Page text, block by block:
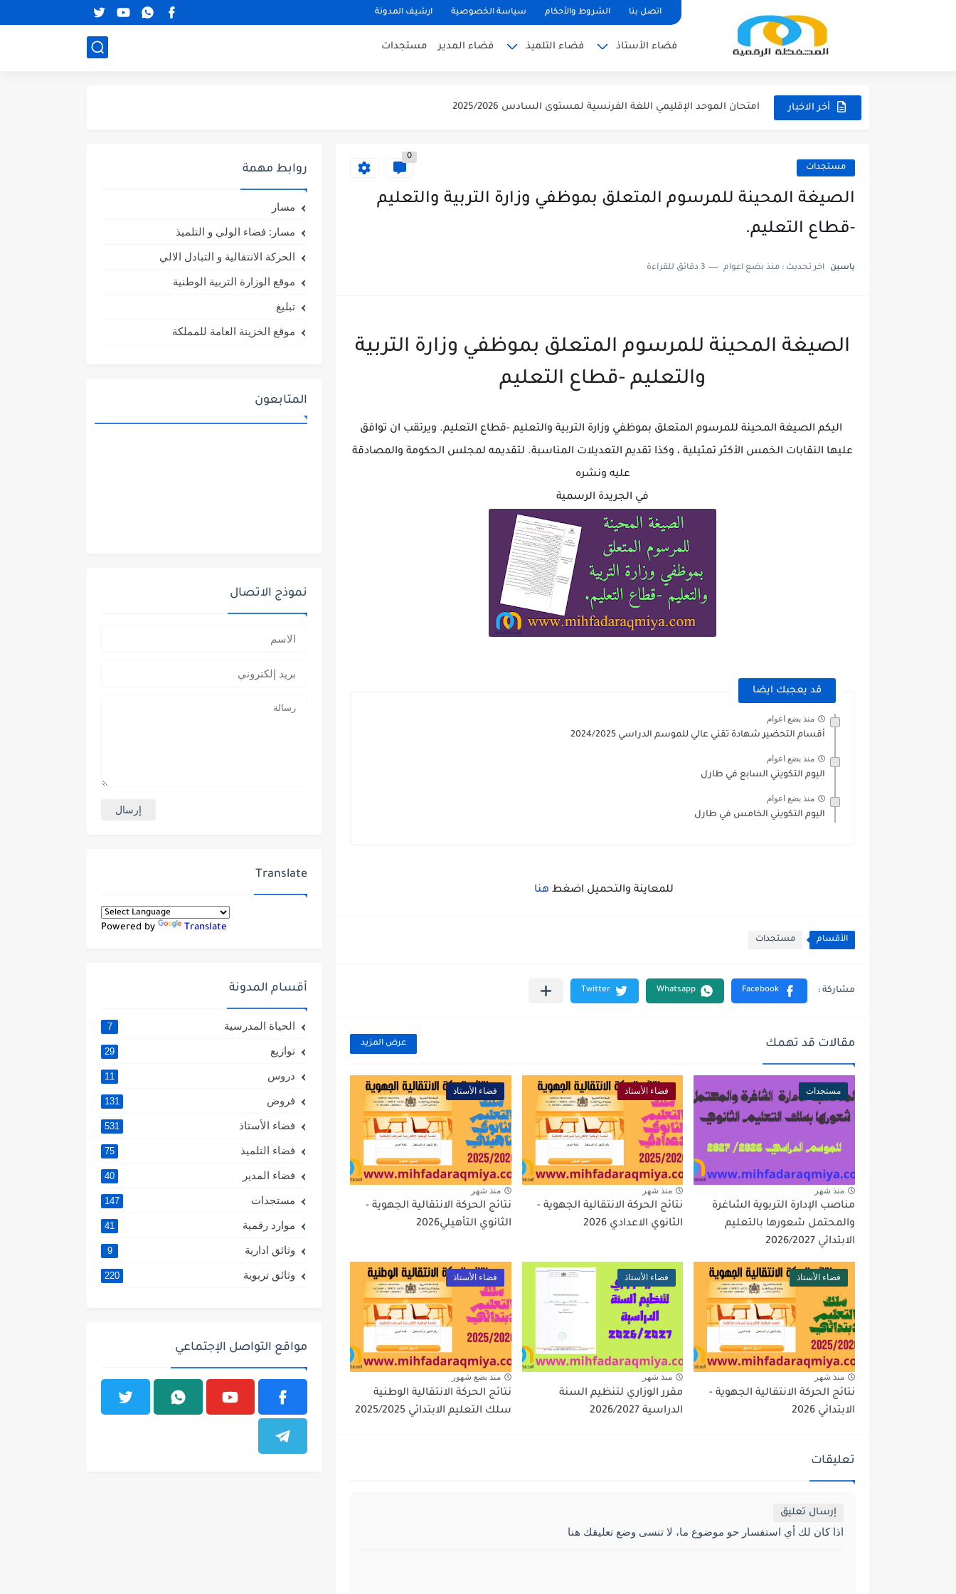
اتصل بنا الشروط والأحكام سياسة الخصوصية ارشيف المدونة
فضاء الأستاذ فضاء التلميذ فضاء المدير مستجدات
أخر الاخبار
لائحة العطل 2026/2027
امتحان الموحد الإقليمي الرياضيات لمستوى السادس 2025/2026
امتحان الموحد الإقليمي اللغة العربية المستوى السادس (الريادة) دورة يونيو...
مستجدات
0
الصيغة المحينة للمرسوم المتعلق بموظفي وزارة التربية والتعليم
-قطاع التعليم.
ياسين اخر تحديث : منذ بضع اعوام 3 دقائق للقراءة
الصيغة المحينة للمرسوم المتعلق بموظفي وزارة التربية
والتعليم -قطاع التعليم
اليكم الصيغة المحينة للمرسوم المتعلق بموظفي وزارة التربية والتعليم -قطاع التعليم. ويرتقب ان توافق
عليها النقابات الخمس الأكثر تمثيلية ، وكذا تقديم التعديلات المناسبة. لتقديمه لمجلس الحكومة والمصادقة
عليه ونشره
في الجريدة الرسمية
قد يعجبك ايضا
منذ بضع اعوام
أقسام التحضير شهادة تقني عالي للموسم الدراسي 2024/2025
منذ بضع اعوام
اليوم التكويني السابع في طارل
منذ بضع اعوام
اليوم التكويني الخامس في طارل
للمعاينة والتحميل اضغط هنا
الأقسام مستجدات
مقالات قد تهمك عرض المزيد
مستجدات
منذ شهر
مناصب الإدارة التربوية الشاغرة
والمحتمل شعورها بالتعليم
الابتدائي 2026/2027
فضاء الأستاذ
منذ شهر
نتائج الحركة الانتقالية الجهوية -
الثانوي الاعدادي 2026
فضاء الأستاذ
منذ شهر
نتائج الحركة الانتقالية الجهوية -
الثانوي التأهيلي2026
فضاء الأستاذ
منذ شهر
نتائج الحركة الانتقالية الجهوية -
الابتدائي 2026
فضاء الأستاذ
منذ شهر
مقرر الوزاري لتنظيم السنة
الدراسية 2026/2027
فضاء الأستاذ
منذ بضع شهور
نتائج الحركة الانتقالية الوطنية
سلك التعليم الابتدائي 2025/2025
تعليقات
إرسال تعليق
اذا كان لك أي استفسار حو موضوع ما، لا تنسى وضع تعليقك هنا
روابط مهمة
مسار
مسار: فضاء الولي و التلميذ
الحركة الانتقالية و التبادل الالي
موقع الوزارة التربية الوطنية
تبليغ
موقع الخزينة العامة للمملكة
المتابعون
نموذج الاتصال
Translate
Powered by Translate
أقسام المدونة
الحياة المدرسية 7
توازيع 29
دروس 11
فروض 131
فضاء الأستاذ 531
فضاء التلميذ 75
فضاء المدير 40
مستجدات 147
موارد رقمية 41
وثائق ادارية 9
وثائق تربوية 220
مواقع التواصل الإجتماعي